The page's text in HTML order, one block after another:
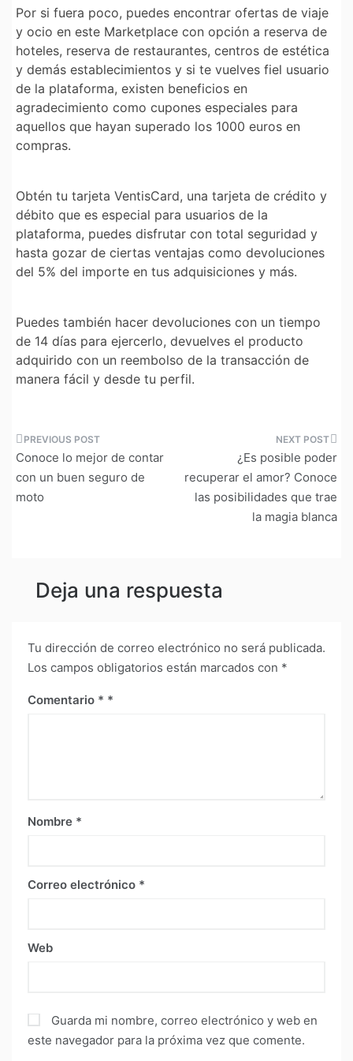
Por si fuera poco, puedes encontrar ofertas de viaje
y ocio en este Marketplace con opción a reserva de
hoteles, reserva de restaurantes, centros de estética
y demás establecimientos y si te vuelves fiel usuario
de la plataforma, existen beneficios en
agradecimiento como cupones especiales para
aquellos que hayan superado los 1000 euros en
compras.
Obtén tu tarjeta VentisCard, una tarjeta de crédito y
débito que es especial para usuarios de la
plataforma, puedes disfrutar con total seguridad y
hasta gozar de ciertas ventajas como devoluciones
del 5% del importe en tus adquisiciones y más.
Puedes también hacer devoluciones con un tiempo
de 14 días para ejercerlo, devuelves el producto
adquirido con un reembolso de la transacción de
manera fácil y desde tu perfil.
Navegación
de
entradas
Conoce lo mejor de contar
con un buen seguro de
moto
¿Es posible poder
recuperar el amor? Conoce
las posibilidades que trae
la magia blanca
Deja una respuesta
Tu dirección de correo electrónico no será publicada.
Los campos obligatorios están marcados con *
Comentario *
Nombre *
Correo electrónico *
Web
Guarda mi nombre, correo electrónico y web en
este navegador para la próxima vez que comente.